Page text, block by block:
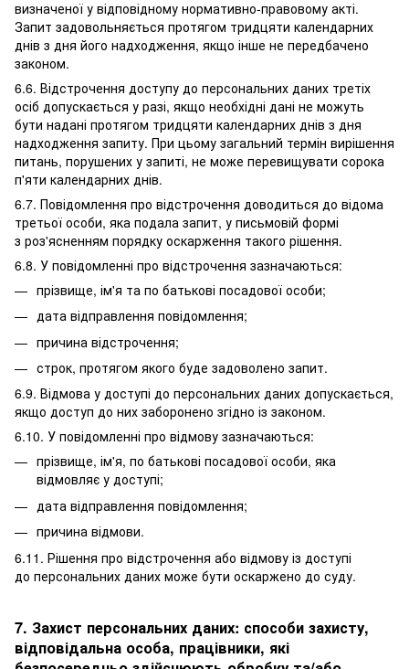
визначеної у відповідному нормативно-правовому акті.
Запит задовольняється протягом тридцяти календарних
днів з дня його надходження, якщо інше не передбачено
законом.
6.6. Відстрочення доступу до персональних даних третіх
осіб допускається у разі, якщо необхідні дані не можуть
бути надані протягом тридцяти календарних днів з дня
надходження запиту. При цьому загальний термін вирішення
питань, порушених у запиті, не може перевищувати сорока
п'яти календарних днів.
6.7. Повідомлення про відстрочення доводиться до відома
третьої особи, яка подала запит, у письмовій формі
з роз'ясненням порядку оскарження такого рішення.
6.8. У повідомленні про відстрочення зазначаються:
прізвище, ім'я та по батькові посадової особи;
дата відправлення повідомлення;
причина відстрочення;
строк, протягом якого буде задоволено запит.
6.9. Відмова у доступі до персональних даних допускається,
якщо доступ до них заборонено згідно із законом.
6.10. У повідомленні про відмову зазначаються:
прізвище, ім'я, по батькові посадової особи, яка
відмовляє у доступі;
дата відправлення повідомлення;
причина відмови.
6.11. Рішення про відстрочення або відмову із доступі
до персональних даних може бути оскаржено до суду.
7. Захист персональних даних: способи захисту,
відповідальна особа, працівники, які